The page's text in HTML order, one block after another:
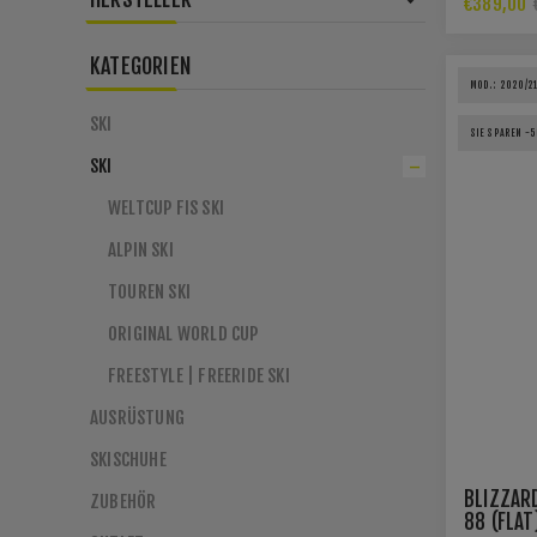
MOD.: 2020/21
SIE SPAREN -
88
KATEGORIEN
SKI
SKI
WELTCUP FIS SKI
ALPIN SKI
TOUREN SKI
ORIGINAL WORLD CUP
FREESTYLE | FREERIDE SKI
AUSRÜSTUNG
SKISCHUHE
ZUBEHÖR